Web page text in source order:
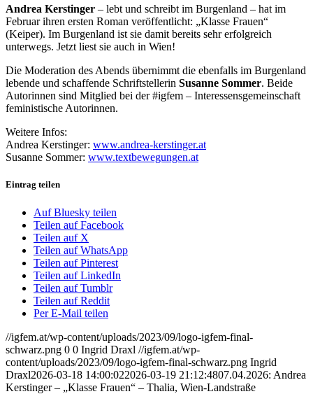
Andrea Kerstinger – lebt und schreibt im Burgenland – hat im
Februar ihren ersten Roman veröffentlicht: „Klasse Frauen“
(Keiper). Im Burgenland ist sie damit bereits sehr erfolgreich
unterwegs. Jetzt liest sie auch in Wien!
Die Moderation des Abends übernimmt die ebenfalls im Burgenland
lebende und schaffende Schriftstellerin Susanne Sommer. Beide
Autorinnen sind Mitglied bei der #igfem – Interessensgemeinschaft
feministische Autorinnen.
Weitere Infos:
Andrea Kerstinger: www.andrea-kerstinger.at
Susanne Sommer: www.textbewegungen.at
Eintrag teilen
Auf Bluesky teilen
Teilen auf Facebook
Teilen auf X
Teilen auf WhatsApp
Teilen auf Pinterest
Teilen auf LinkedIn
Teilen auf Tumblr
Teilen auf Reddit
Per E-Mail teilen
//igfem.at/wp-content/uploads/2023/09/logo-igfem-final-
schwarz.png 0 0 Ingrid Draxl //igfem.at/wp-
content/uploads/2023/09/logo-igfem-final-schwarz.png Ingrid
Draxl2026-03-18 14:00:022026-03-19 21:12:4807.04.2026: Andrea
Kerstinger – „Klasse Frauen“ – Thalia, Wien-Landstraße